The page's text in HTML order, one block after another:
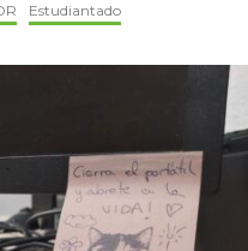
Estudiantado